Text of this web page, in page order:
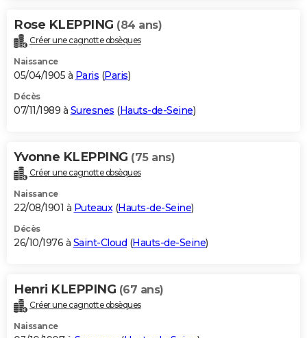
Rose KLEPPING (84 ans)
Créer une cagnotte obsèques
Naissance
05/04/1905 à Paris (Paris)
Décès
07/11/1989 à Suresnes (Hauts-de-Seine)
Yvonne KLEPPING (75 ans)
Créer une cagnotte obsèques
Naissance
22/08/1901 à Puteaux(Hauts-de-Seine)
Décès
26/10/1976 à Saint-Cloud (Hauts-de-Seine)
Henri KLEPPING (67 ans)
Créer une cagnotte obsèques
Naissance